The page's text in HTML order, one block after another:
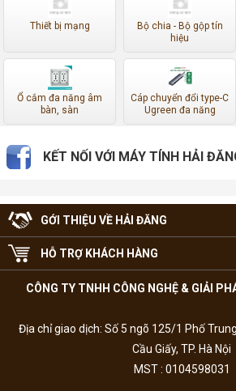
Thiết bị mạng
Bộ chia - Bộ gộp tín
hiệu
Ổ cắm đa năng âm
bàn, sàn
Cáp chuyển đổi type-C
Ugreen đa năng
KẾT NỐI VỚI MÁY TÍNH HẢI
GỚI THIỆU VỀ HẢI ĐĂNG
HỖ TRỢ KHÁCH HÀNG
CÔNG TY TNHH CÔNG NGHỆ & GIẢI
Địa chỉ giao dịch: Số 5 ngõ 125/1 Phố Trung
Cầu Giấy, TP. Hà Nội
MST : 0104598031